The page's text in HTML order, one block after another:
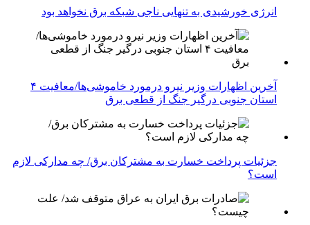
انرژی خورشیدی به تنهایی ناجی شبکه برق نخواهد بود
آخرین اظهارات وزیر نیرو درمورد خاموشی‌ها/معافیت ۴
استان جنوبی درگیر جنگ از قطعی برق
جزئیات پرداخت خسارت به مشترکان برق/ چه مدارکی لازم
است؟